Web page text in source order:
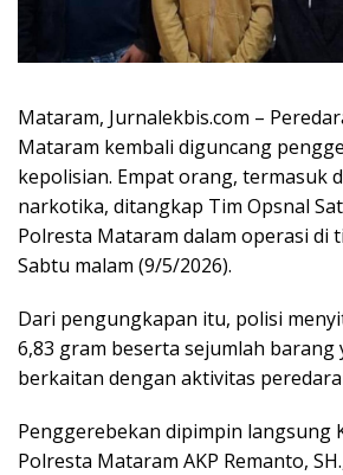
Mataram, Jurnalekbis.com –
Mataram kembali diguncang
kepolisian. Empat orang, termasuk
narkotika, ditangkap Tim Opsnal
Polresta Mataram dalam operasi di
Sabtu malam (9/5/2026).
Dari pengungkapan itu, polisi
6,83 gram beserta sejumlah barang
berkaitan dengan aktivitas
Penggerebekan dipimpin langsung
Polresta Mataram AKP Remanto,